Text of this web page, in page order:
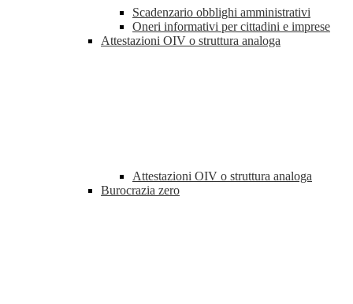
Scadenzario obblighi amministrativi
Oneri informativi per cittadini e imprese
Attestazioni OIV o struttura analoga
Attestazioni OIV o struttura analoga
Burocrazia zero